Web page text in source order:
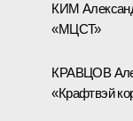
КИМ
«МЦСТ»
КРАВЦОВ
«Крафтвэй